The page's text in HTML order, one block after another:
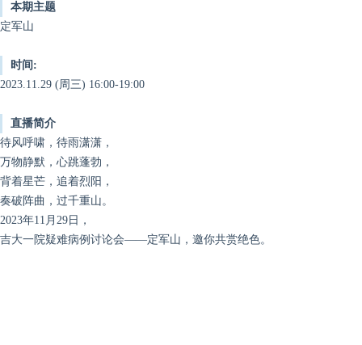
本期主题
定军山
时间:
2023.11.29 (周三) 16:00-19:00
直播简介
待风呼啸，待雨潇潇，
万物静默，心跳蓬勃，
背着星芒，追着烈阳，
奏破阵曲，过千重山。
2023年11月29日，
吉大一院疑难病例讨论会——定军山，邀你共赏绝色。